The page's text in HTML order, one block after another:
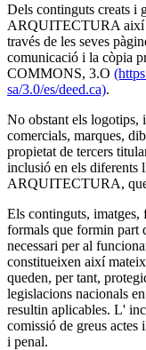
Dels continguts creats
ARQUITECTURA així
través de les seves
comunicació i la còpia
COMMONS, 3.O
sa/3.0/es/deed.ca).
No obstant els logotips,
comercials, marques,
propietat de tercers
inclusió en els
ARQUITECTURA,
Els continguts, imatges,
formals que formin part
necessari per al
constitueixen així
queden, per tant,
legislacions nacionals
resultin aplicables. L'
comissió de greus
i penal.